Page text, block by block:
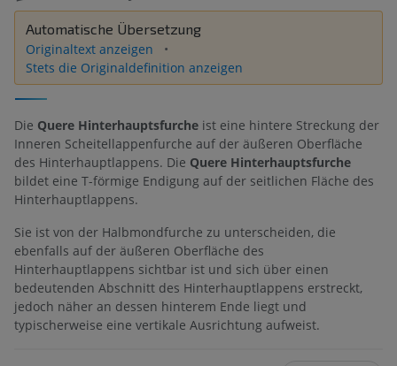
Automatische Übersetzung
Originaltext anzeigen
Stets die Originaldefinition anzeigen
Die Quere Hinterhauptsfurche ist eine hintere Streckung der
Inneren Scheitellappenfurche auf der äußeren Oberfläche
des Hinterhauptlappens. Die Quere Hinterhauptsfurche
bildet eine T-förmige Endigung auf der seitlichen Fläche des
Hinterhauptlappens.
Sie ist von der Halbmondfurche zu unterscheiden, die
ebenfalls auf der äußeren Oberfläche des
Hinterhauptlappens sichtbar ist und sich über einen
bedeutenden Abschnitt des Hinterhauptlappens erstreckt,
jedoch näher an dessen hinterem Ende liegt und
typischerweise eine vertikale Ausrichtung aufweist.